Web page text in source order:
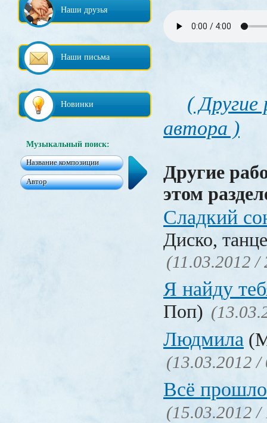
Наши друзья
Наши письма
Новинки
Музыкальный поиск:
(
автора )
Другие
этом
Сладкий
Диско,
(11.03.2012 /
Я найду
Поп)
Людмила
(13.03.2012 /
Всё прошло
(15.03.2012 /